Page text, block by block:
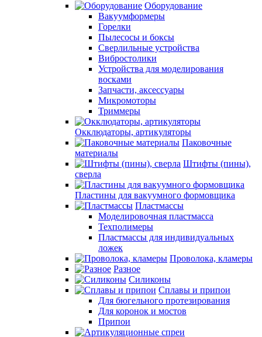
Оборудование
Вакуумформеры
Горелки
Пылесосы и боксы
Сверлильные устройства
Вибростолики
Устройства для моделирования
восками
Запчасти, аксессуары
Микромоторы
Триммеры
Окклюдаторы, артикуляторы
Паковочные
материалы
Штифты (пины),
сверла
Пластины для вакуумного формовщика
Пластмассы
Моделировочная пластмасса
Техполимеры
Пластмассы для индивидуальных
ложек
Проволока, кламеры
Разное
Силиконы
Сплавы и припои
Для бюгельного протезирования
Для коронок и мостов
Припои